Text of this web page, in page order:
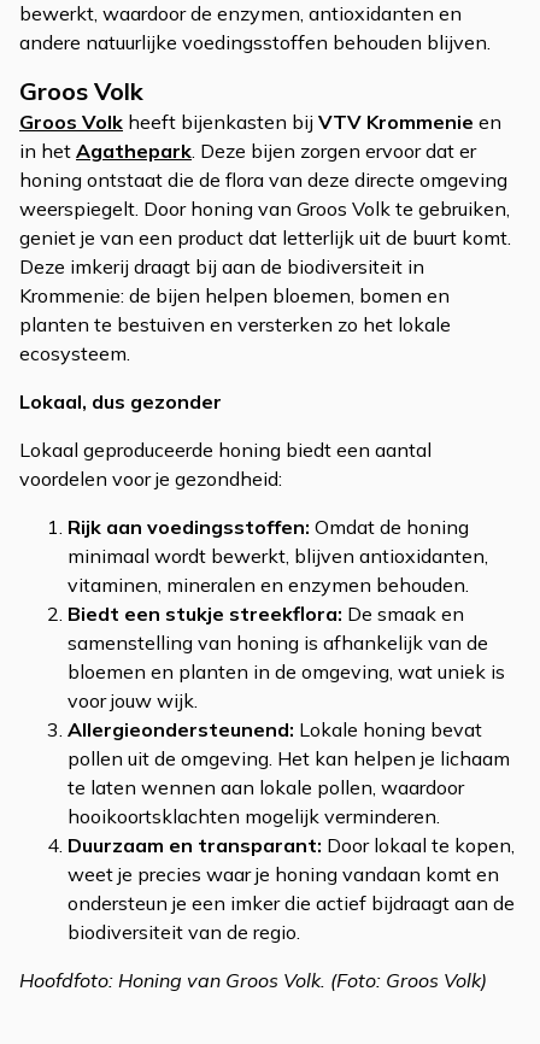
bewerkt, waardoor de enzymen, antioxidanten en
andere natuurlijke voedingsstoffen behouden blijven.
Groos Volk
Groos Volk heeft bijenkasten bij VTV Krommenie en
in het Agathepark. Deze bijen zorgen ervoor dat er
honing ontstaat die de flora van deze directe omgeving
weerspiegelt. Door honing van Groos Volk te gebruiken,
geniet je van een product dat letterlijk uit de buurt komt.
Deze imkerij draagt bij aan de biodiversiteit in
Krommenie: de bijen helpen bloemen, bomen en
planten te bestuiven en versterken zo het lokale
ecosysteem.
Lokaal, dus gezonder
Lokaal geproduceerde honing biedt een aantal
voordelen voor je gezondheid:
Rijk aan voedingsstoffen: Omdat de honing
minimaal wordt bewerkt, blijven antioxidanten,
vitaminen, mineralen en enzymen behouden.
Biedt een stukje streekflora: De smaak en
samenstelling van honing is afhankelijk van de
bloemen en planten in de omgeving, wat uniek is
voor jouw wijk.
Allergieondersteunend: Lokale honing bevat
pollen uit de omgeving. Het kan helpen je lichaam
te laten wennen aan lokale pollen, waardoor
hooikoortsklachten mogelijk verminderen.
Duurzaam en transparant: Door lokaal te kopen,
weet je precies waar je honing vandaan komt en
ondersteun je een imker die actief bijdraagt aan de
biodiversiteit van de regio.
Hoofdfoto: Honing van Groos Volk. (Foto: Groos Volk)